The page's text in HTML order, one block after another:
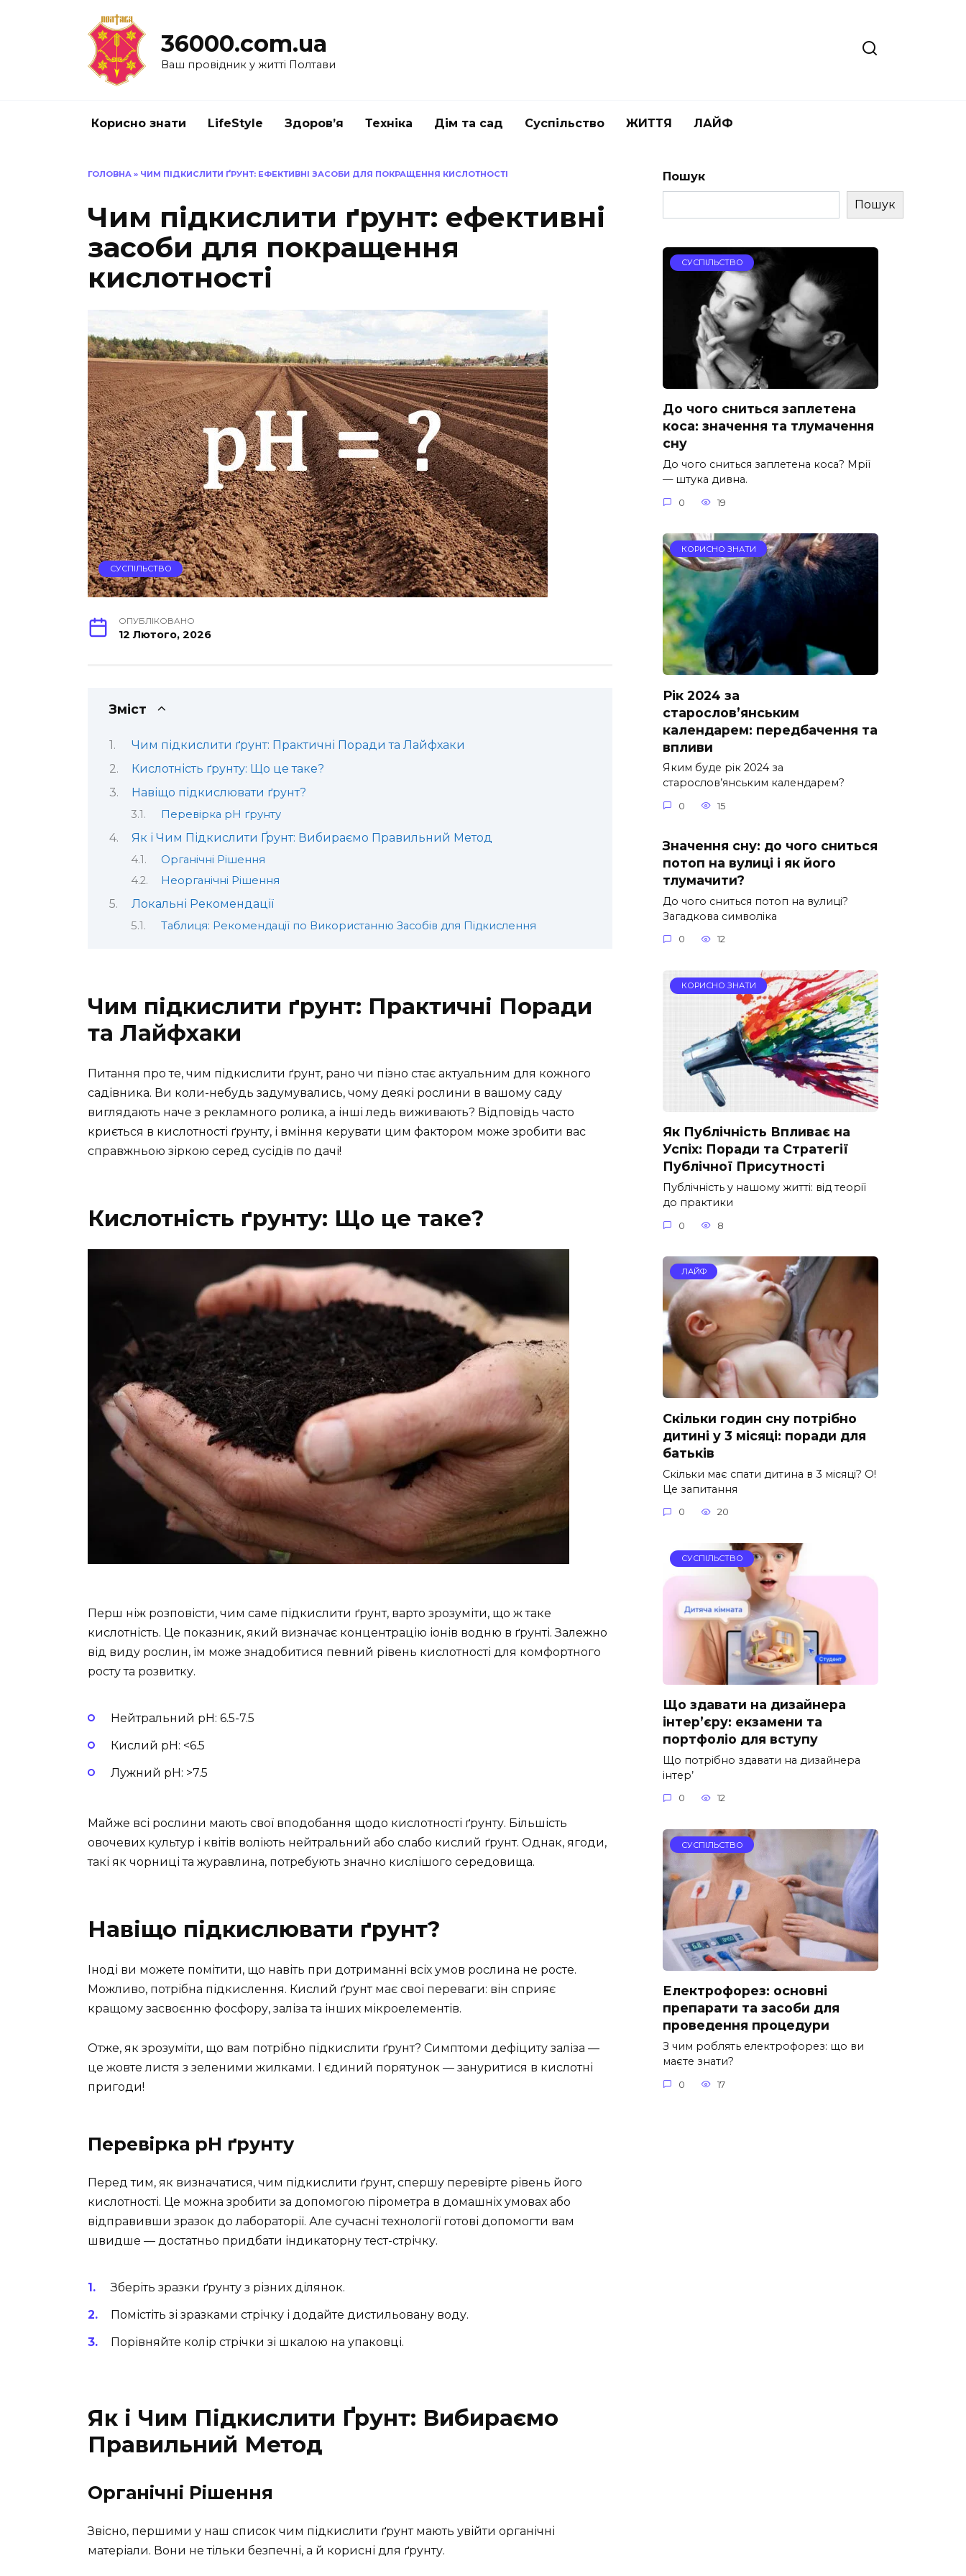
36000.com.ua
Ваш провідник у житті Полтави
Корисно знати LifeStyle Здоров’я Техніка Дім та сад Суспільство ЖИТТЯ ЛАЙФ
ГОЛОВНА » ЧИМ ПІДКИСЛИТИ ҐРУНТ: ЕФЕКТИВНІ ЗАСОБИ ДЛЯ ПОКРАЩЕННЯ КИСЛОТНОСТІ
Чим підкислити ґрунт: ефективні
засоби для покращення
кислотності
СУСПІЛЬСТВО
ОПУБЛІКОВАНО
12 Лютого, 2026
Зміст
Чим підкислити ґрунт: Практичні Поради та Лайфхаки
Кислотність ґрунту: Що це таке?
Навіщо підкислювати ґрунт?
Перевірка pH ґрунту
Як і Чим Підкислити Ґрунт: Вибираємо Правильний Метод
Органічні Рішення
Неорганічні Рішення
Локальні Рекомендації
Таблиця: Рекомендації по Використанню Засобів для Підкислення
Чим підкислити ґрунт: Практичні Поради
та Лайфхаки
Питання про те, чим підкислити ґрунт, рано чи пізно стає актуальним для кожного
садівника. Ви коли-небудь задумувались, чому деякі рослини в вашому саду
виглядають наче з рекламного ролика, а інші ледь виживають? Відповідь часто
криється в кислотності ґрунту, і вміння керувати цим фактором може зробити вас
справжньою зіркою серед сусідів по дачі!
Кислотність ґрунту: Що це таке?
Перш ніж розповісти, чим саме підкислити ґрунт, варто зрозуміти, що ж таке
кислотність. Це показник, який визначає концентрацію іонів водню в ґрунті. Залежно
від виду рослин, їм може знадобитися певний рівень кислотності для комфортного
росту та розвитку.
Нейтральний pH: 6.5-7.5
Кислий pH: <6.5
Лужний pH: >7.5
Майже всі рослини мають свої вподобання щодо кислотності ґрунту. Більшість
овочевих культур і квітів воліють нейтральний або слабо кислий ґрунт. Однак, ягоди,
такі як чорниці та журавлина, потребують значно кислішого середовища.
Навіщо підкислювати ґрунт?
Іноді ви можете помітити, що навіть при дотриманні всіх умов рослина не росте.
Можливо, потрібна підкислення. Кислий ґрунт має свої переваги: він сприяє
кращому засвоєнню фосфору, заліза та інших мікроелементів.
Отже, як зрозуміти, що вам потрібно підкислити ґрунт? Симптоми дефіциту заліза —
це жовте листя з зеленими жилками. І єдиний порятунок — зануритися в кислотні
пригоди!
Перевірка pH ґрунту
Перед тим, як визначатися, чим підкислити ґрунт, спершу перевірте рівень його
кислотності. Це можна зробити за допомогою пірометра в домашніх умовах або
відправивши зразок до лабораторії. Але сучасні технології готові допомогти вам
швидше — достатньо придбати індикаторну тест-стрічку.
Зберіть зразки ґрунту з різних ділянок.
Помістіть зі зразками стрічку і додайте дистильовану воду.
Порівняйте колір стрічки зі шкалою на упаковці.
Як і Чим Підкислити Ґрунт: Вибираємо
Правильний Метод
Органічні Рішення
Звісно, першими у наш список чим підкислити ґрунт мають увійти органічні
матеріали. Вони не тільки безпечні, а й корисні для ґрунту.
Пошук
Пошук
СУСПІЛЬСТВО
До чого сниться заплетена
коса: значення та тлумачення
сну
До чого сниться заплетена коса? Мрії
— штука дивна.
0 19
КОРИСНО ЗНАТИ
Рік 2024 за
старослов’янським
календарем: передбачення та
впливи
Яким буде рік 2024 за
старослов’янським календарем?
0 15
Значення сну: до чого сниться
потоп на вулиці і як його
тлумачити?
До чого сниться потоп на вулиці?
Загадкова символіка
0 12
КОРИСНО ЗНАТИ
Як Публічність Впливає на
Успіх: Поради та Стратегії
Публічної Присутності
Публічність у нашому житті: від теорії
до практики
0 8
ЛАЙФ
Скільки годин сну потрібно
дитині у 3 місяці: поради для
батьків
Скільки має спати дитина в 3 місяці? О!
Це запитання
0 20
СУСПІЛЬСТВО
Що здавати на дизайнера
інтер’єру: екзамени та
портфоліо для вступу
Що потрібно здавати на дизайнера
інтер’
0 12
СУСПІЛЬСТВО
Електрофорез: основні
препарати та засоби для
проведення процедури
З чим роблять електрофорез: що ви
маєте знати?
0 17